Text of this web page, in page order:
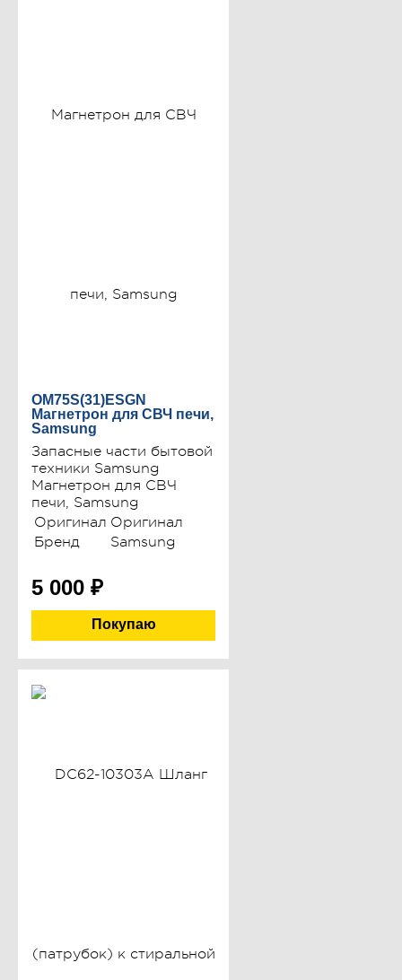
OM75S(31)ESGN
Магнетрон для СВЧ печи,
Samsung
Запасные части бытовой
техники Samsung
Магнетрон для СВЧ
печи, Samsung
Оригинал Оригинал
Бренд
Samsung
5 000 ₽